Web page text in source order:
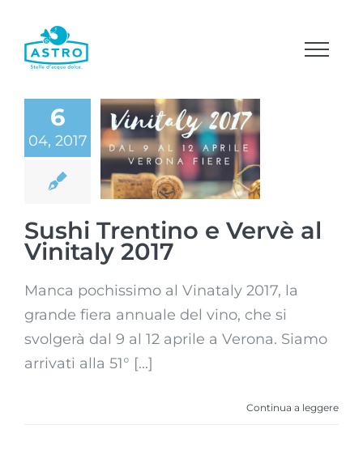
contenuto
6
04, 2017
Sushi Trentino
e Vervè al
Vinitaly 2017
Sushi Trentino e Vervè al
Vinitaly 2017
Manca pochissimo al Vinataly 2017, la
grande fiera annuale del vino, che si
svolgerà dal 9 al 12 aprile a Verona. Siamo
arrivati alla 51° [...]
Continua a leggere